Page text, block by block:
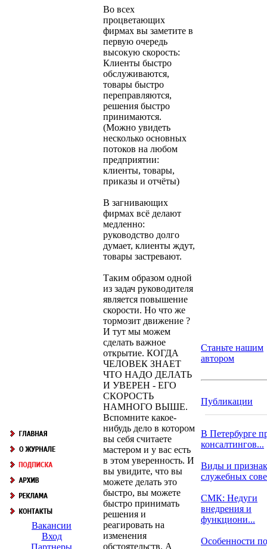
Вакансии
Вход
Партнеры
Во всех
процветающих
фирмах вы заметите в
первую очередь
высокую скорость:
Клиенты быстро
обслуживаются,
товары быстро
переправляются,
решения быстро
принимаются.
(Можно увидеть
несколько основных
потоков на любом
предприятии:
клиенты, товары,
приказы и отчёты)
В загнивающих
фирмах всё делают
медленно:
руководство долго
думает, клиенты ждут,
товары застревают.
Таким образом одной
из задач руководителя
является повышение
скорости. Но что же
тормозит движение ?
И тут мы можем
сделать важное
открытие. КОГДА
ЧЕЛОВЕК ЗНАЕТ
ЧТО НАДО ДЕЛАТЬ
И УВЕРЕН - ЕГО
СКОРОСТЬ
НАМНОГО ВЫШЕ.
Вспомните какое-
нибудь дело в котором
вы себя считаете
мастером и у вас есть
в этом уверенность. И
вы увидите, что вы
можете делать это
быстро, вы можете
быстро принимать
решения и
реагировать на
изменения
обстоятельств. А
Станьте нашим
автором
Публикации
В Петербурге
консалтингов...
Виды и
служебных
СМК: Недуги
внедрения и
функциони...
Особенности